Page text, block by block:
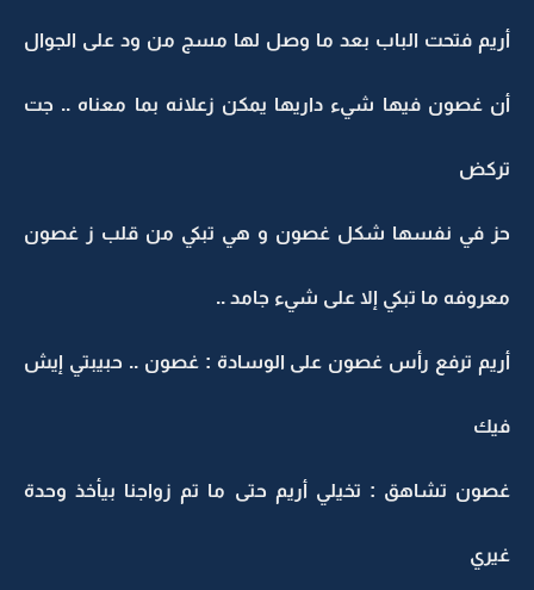
أريم فتحت الباب بعد ما وصل لها مسج من ود على الجوال
أن غصون فيها شيء داريها يمكن زعلانه بما معناه .. جت
تركض
حز في نفسها شكل غصون و هي تبكي من قلب ز غصون
معروفه ما تبكي إلا على شيء جامد ..
أريم ترفع رأس غصون على الوسادة : غصون .. حبيبتي إيش
فيك
غصون تشاهق : تخيلي أريم حتى ما تم زواجنا بيأخذ وحدة
غيري